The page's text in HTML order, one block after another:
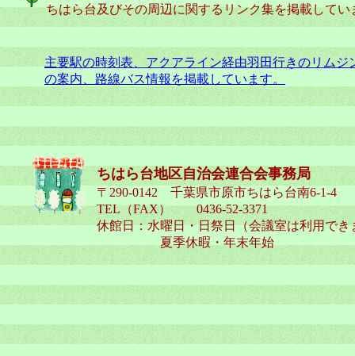
ちはら台及びその周辺に関するリンク集を掲載してい
主要駅の時刻表、アクアライン経由羽田行きのリムジ
の案内、路線バス情報を掲載しています。
ちはら台地区自治会連合会事務局
〒290-0142 千葉県市原市ちはら台南6-1-4
TEL（FAX） 0436-52-3371
休館日：水曜日・日祭日（会議室は利用でき
夏季休暇・年末年始